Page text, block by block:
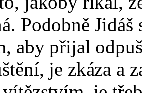
Podobně
aby přijal
je zkáza a